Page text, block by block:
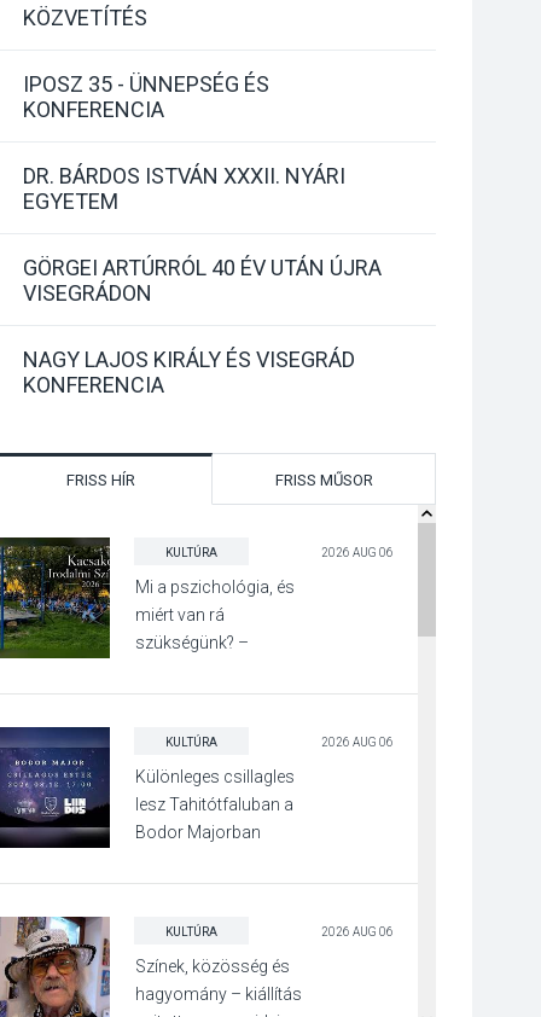
KÖZVETÍTÉS
IPOSZ 35 - ÜNNEPSÉG ÉS
KONFERENCIA
DR. BÁRDOS ISTVÁN XXXII. NYÁRI
EGYETEM
GÖRGEI ARTÚRRÓL 40 ÉV UTÁN ÚJRA
VISEGRÁDON
NAGY LAJOS KIRÁLY ÉS VISEGRÁD
KONFERENCIA
FRISS HÍR FRISS MŰSOR
KULTÚRA 2026 AUG 06
Mi a pszichológia, és
miért van rá
szükségünk? –
Irodalmi Színpadon
KULTÚRA 2026 AUG 06
Különleges csillagles
lesz Tahitótfaluban a
Bodor Majorban
KULTÚRA 2026 AUG 06
Színek, közösség és
hagyomány – kiállítás